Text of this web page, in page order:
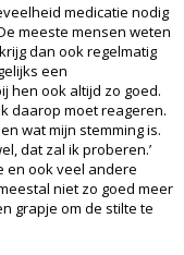
medicatie nodig
meeste mensen weten
dan ook regelmatig
een
hen ook altijd zo goed.
daarop moet reageren.
wat mijn stemming is.
dat zal ik proberen.’
en ook veel andere
niet zo goed meer
grapje om de stilte te